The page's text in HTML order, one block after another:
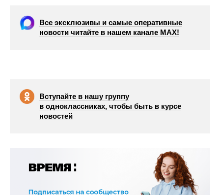
Все эксклюзивы и самые оперативные
новости читайте в нашем канале МАХ!
Вступайте в нашу группу
в одноклассниках, чтобы быть в курсе
новостей